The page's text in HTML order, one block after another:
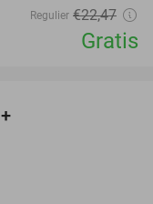
Regulier €22,47
Gratis